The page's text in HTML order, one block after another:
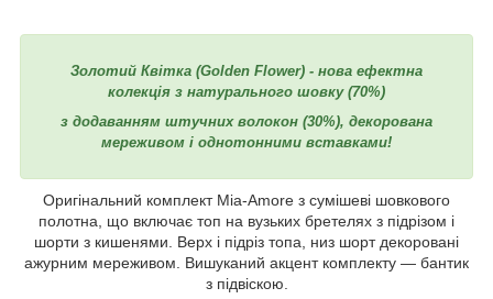
Золотий Квітка (Golden Flower) - нова ефектна
колекція з натурального шовку(70%)
з додаванням штучних волокон (30%), декорована
мереживом і однотонними вставками!
Оригінальний комплект Mia-Amore з сумішеві шовкового
полотна, що включає топ на вузьких бретелях з підрізом і
шорти з кишенями. Верх і підріз топа, низ шорт декоровані
ажурним мереживом. Вишуканий акцент комплекту — бантик
з підвіскою.